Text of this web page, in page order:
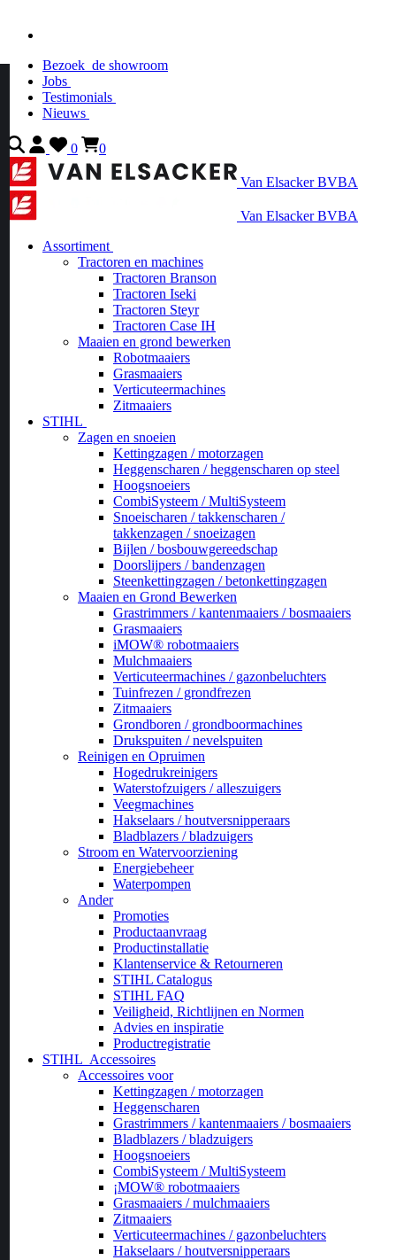
Bezoek de showroom
Jobs
Testimonials
Nieuws
0 0
Van Elsacker BVBA
Van Elsacker BVBA
Assortiment
Tractoren en machines
Tractoren Branson
Tractoren Iseki
Tractoren Steyr
Tractoren Case IH
Maaien en grond bewerken
Robotmaaiers
Grasmaaiers
Verticuteermachines
Zitmaaiers
STIHL
Zagen en snoeien
Kettingzagen / motorzagen
Heggenscharen / heggenscharen op steel
Hoogsnoeiers
CombiSysteem / MultiSysteem
Snoeischaren / takkenscharen /
takkenzagen / snoeizagen
Bijlen / bosbouwgereedschap
Doorslijpers / bandenzagen
Steenkettingzagen / betonkettingzagen
Maaien en Grond Bewerken
Grastrimmers / kantenmaaiers / bosmaaiers
Grasmaaiers
iMOW® robotmaaiers
Mulchmaaiers
Verticuteermachines / gazonbeluchters
Tuinfrezen / grondfrezen
Zitmaaiers
Grondboren / grondboormachines
Drukspuiten / nevelspuiten
Reinigen en Opruimen
Hogedrukreinigers
Waterstofzuigers / alleszuigers
Veegmachines
Hakselaars / houtversnipperaars
Bladblazers / bladzuigers
Stroom en Watervoorziening
Energiebeheer
Waterpompen
Ander
Promoties
Productaanvraag
Productinstallatie
Klantenservice & Retourneren
STIHL Catalogus
STIHL FAQ
Veiligheid, Richtlijnen en Normen
Advies en inspiratie
Productregistratie
STIHL Accessoires
Accessoires voor
Kettingzagen / motorzagen
Heggenscharen
Grastrimmers / kantenmaaiers / bosmaaiers
Bladblazers / bladzuigers
Hoogsnoeiers
CombiSysteem / MultiSysteem
¡MOW® robotmaaiers
Grasmaaiers / mulchmaaiers
Zitmaaiers
Verticuteermachines / gazonbeluchters
Hakselaars / houtversnipperaars